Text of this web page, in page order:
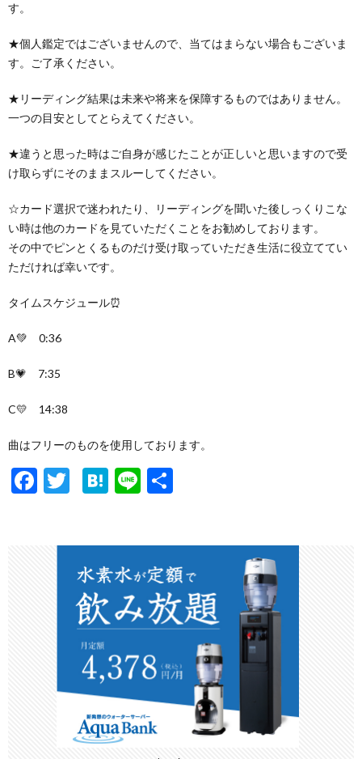
す。
★個人鑑定ではございませんので、当てはまらない場合もございま
す。ご了承ください。
★リーディング結果は未来や将来を保障するものではありません。
一つの目安としてとらえてください。
★違うと思った時はご自身が感じたことが正しいと思いますので受
け取らずにそのままスルーしてください。
☆カード選択で迷われたり、リーディングを聞いた後しっくりこな
い時は他のカードを見ていただくことをお勧めしております。
その中でピンとくるものだけ受け取っていただき生活に役立ててい
ただければ幸いです。
タイムスケジュール⏰
A💚 0:36
B💗 7:35
C💛 14:38
曲はフリーのものを使用しております。
F
T
er
H
n
a
Li